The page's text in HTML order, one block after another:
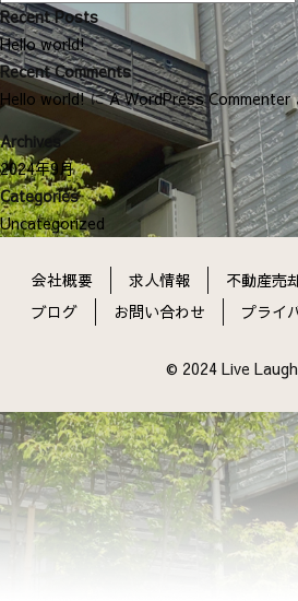
ゲ
ー
シ
ョ
Recent Posts
Hello world!
Recent Comments
Hello world!にA WordPress Commenter
Archives
2024年9月
Categories
Uncategorized
会社概要 求人情報 不動産売
ブログ
お問い合わせ プライ
© 2024 Live